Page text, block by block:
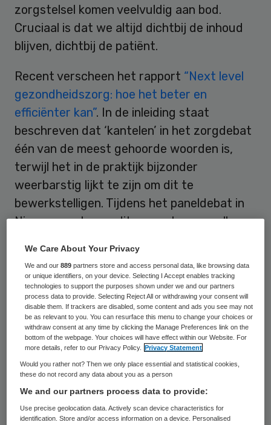
zorgstelsel komen veelvuldig aan bod.
Cruciaal is dat we altijd dichtbij de inhoud
blijven, dichtbij de patiënt.
Recent verscheen het rapport “Next level
gezondheidszorg: hoe het beter en
efficiënter kan”. In de inleiding staat
beschreven dat ‘kantelen’ in het zorgdebat
één van de meest gehoorde woorden is,
terwijl het in de praktijk bijzonder
weerbarstig lijkt te zijn om dit te
bewerkstelligen. Tijdens het paneldebat in
Nieuwspoort over dit rapport waren alle
centraal dient te staan en niet de
instituties. We onderkenden ook dat de
bestaande regelgeving en
financieringsstromen ons vaak in de weg
staan. Maar hoe kunnen we toch, samen
met de patiënt, innoveren voor de beste
zorg nu en in de toekomst?
Gelukkig zien we succesvolle initiatieven in
de regio waarmee stappen worden gezet
We Care About Your Privacy
We and our889 partners store and access personal data, like browsing data
or unique identifiers, on your device. Selecting I Accept enables tracking
technologies to support the purposes shown under we and our partners
process data to provide. Selecting Reject All or withdrawing your consent will
disable them. If trackers are disabled, some content and ads you see may not
be as relevant to you. You can resurface this menu to change your choices or
withdraw consent at any time by clicking the Manage Preferences link on the
bottom of the webpage. Your choices will have effect within our Website. For
more details, refer to our Privacy Policy.
Privacy Statement
Would you rather not? Then we only place essential and statistical cookies,
these do not record any data about you as a person
We and our partners process data to provide:
Use precise geolocation data. Actively scan device characteristics for
identification. Store and/or access information on a device. Personalised